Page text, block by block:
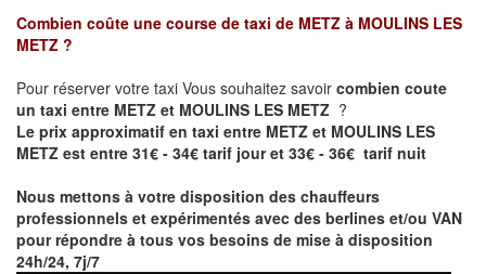
Combien coûte une course de taxi de METZ à MOULINS LES
METZ ?
Pour réserver votre taxi Vous souhaitez savoir combien coute
un taxi entre METZ et MOULINS LES METZ ?
Le prix approximatif en taxi entre METZ et MOULINS LES
METZ est entre 31€ - 34€ tarif jour et 33€ - 36€ tarif nuit
Nous mettons à votre disposition des chauffeurs
professionnels et expérimentés avec des berlines et/ou VAN
pour répondre à tous vos besoins de mise à disposition
24h/24, 7j/7